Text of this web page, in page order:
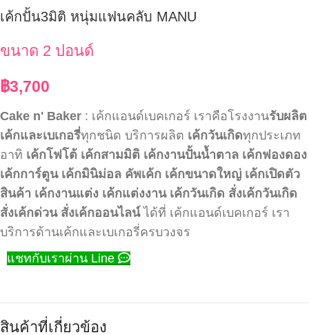
เค้กปั้น3มิติ หนุ่มแฟนคลับ MANU
ขนาด 2 ปอนด์
฿3,700
Cake n' Baker : เค้กแอนด์เบคเกอร์ เราคือโรงงานรับผลิต
เค้กและเบเกอรี่ทุกชนิด บริการผลิต เค้กวันเกิดทุกประเภท
อาทิ เค้กโฟโต้ เค้กสามมิติ เค้กงานปั้นน้ำตาล เค้กฟองดอง
เค้กการ์ตูน เค้กมินิม่อล คัพเค้ก เค้กขนาดใหญ่ เค้กเปิดตัว
สินค้า เค้กงานแต่ง เค้กแต่งงาน เค้กวันเกิด สั่งเค้กวันเกิด
สั่งเค้กด่วน สั่งเค้กออนไลน์ได้ที่ เค้กแอนด์เบคเกอร์ เรา
บริการด้านเค้กและเบเกอรี่ครบวงจร
แชทกับเราผ่าน Line
สินค้าที่เกี่ยวข้อง